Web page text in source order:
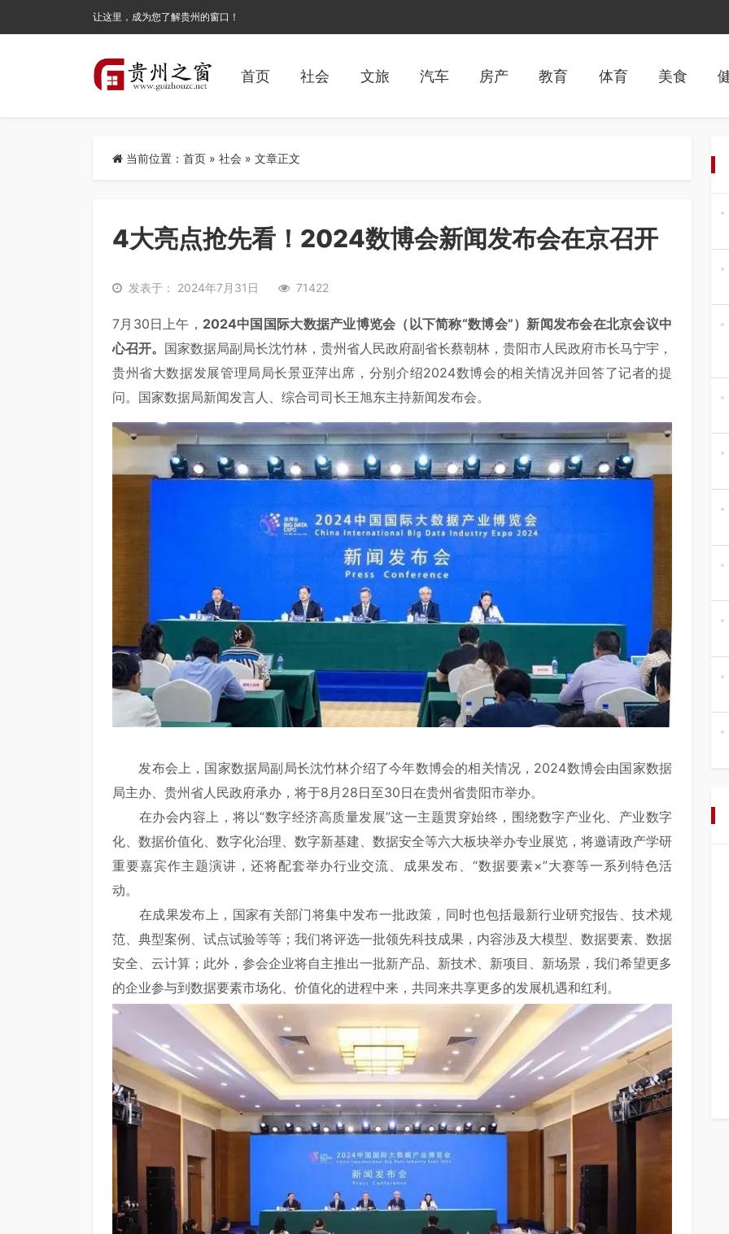
让这里，成为您了解贵州的窗口！
首页 社会 文旅 汽车 房产 教育 体育 美食
当前位置： 首页 » 社会 » 文章正文
4大亮点抢先看！2024数博会新闻发布会在京召开
发表于： 2024年7月31日 71422
7月30日上午， 2024中国国际大数据产业博览会（以下简称“数博会”）新闻发布会在北京会议中
心召开。 国家数据局副局长沈竹林，贵州省人民政府副省长蔡朝林，贵阳市人民政府市长马宁宇，
贵州省大数据发展管理局局长景亚萍出席，分别介绍2024数博会的相关情况并回答了记者的提
问。国家数据局新闻发言人、综合司司长王旭东主持新闻发布会。
发布会上，国家数据局副局长沈竹林介绍了今年数博会的相关情况，2024数博会由国家数据
局主办、贵州省人民政府承办，将于8月28日至30日在贵州省贵阳市举办。
在办会内容上，将以“数字经济高质量发展”这一主题贯穿始终，围绕数字产业化、产业数字
化、数据价值化、数字化治理、数字新基建、数据安全等六大板块举办专业展览，将邀请政产学研
重要嘉宾作主题演讲，还将配套举办行业交流、成果发布、“数据要素×”大赛等一系列特色活
动。
在成果发布上，国家有关部门将集中发布一批政策，同时也包括最新行业研究报告、技术规
范、典型案例、试点试验等等；我们将评选一批领先科技成果，内容涉及大模型、数据要素、数据
安全、云计算；此外，参会企业将自主推出一批新产品、新技术、新项目、新场景，我们希望更多
的企业参与到数据要素市场化、价值化的进程中来，共同来共享更多的发展机遇和红利。